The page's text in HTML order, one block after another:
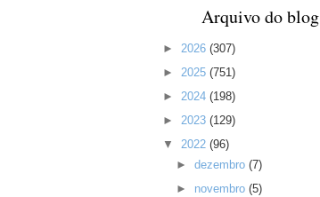
Arquivo do blog
► 2026 (307)
► 2025 (751)
► 2024 (198)
► 2023 (129)
▼ 2022 (96)
►dezembro(7)
► novembro(5)